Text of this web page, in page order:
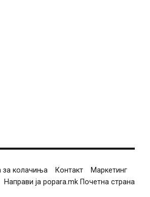
за колачиња Контакт
Маркетинг
Направи ја popara.mk Почетна страна